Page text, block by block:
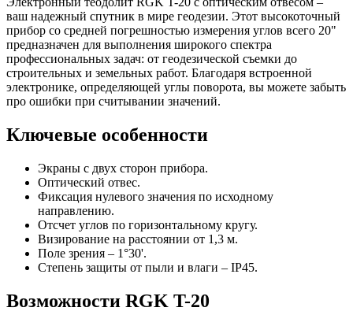
ваш надежный спутник в мире геодезии. Этот высокоточный
прибор со средней погрешностью измерения углов всего 20"
предназначен для выполнения широкого спектра
профессиональных задач: от геодезической съемки до
строительных и земельных работ. Благодаря встроенной
электронике, определяющей углы поворота, вы можете забыть
про ошибки при считывании значений.
Ключевые особенности
Экраны с двух сторон прибора.
Оптический отвес.
Фиксация нулевого значения по исходному
направлению.
Отсчет углов по горизонтальному кругу.
Визирование на расстоянии от 1,3 м.
Поле зрения – 1°30'.
Степень защиты от пыли и влаги – IP45.
Возможности RGK T-20